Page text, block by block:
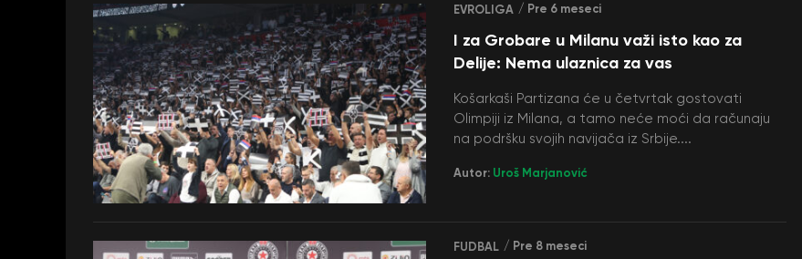
EVROLIGA / Pre 6 meseci
I za Grobare u Milanu važi isto kao za
Delije: Nema ulaznica za vas
Košarkaši Partizana će u četvrtak gostovati
Olimpiji iz Milana, a tamo neće moći da računaju
na podršku svojih navijača iz Srbije....
Autor: Uroš Marjanović
FUDBAL / Pre 8 meseci